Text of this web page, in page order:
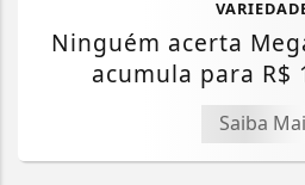
Ninguém acerta
acumula para R$
Saiba